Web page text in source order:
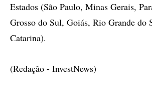
Estados (São Paulo, Minas Gerais,
Grosso do Sul, Goiás, Rio Grande do
Catarina).
(Redação - InvestNews)